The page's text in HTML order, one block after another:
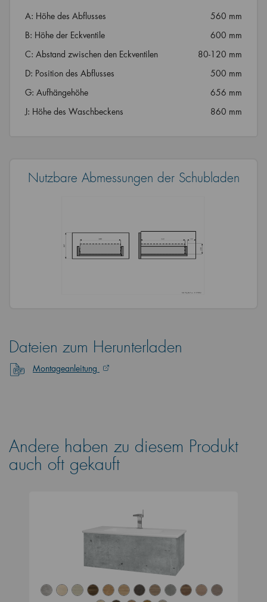
A: Höhe des Abflusses
560 mm
B: Höhe der Eckventile
600 mm
C: Abstand zwischen den Eckventilen
80-120 mm
D: Position des Abflusses
500 mm
G: Aufhängehöhe
656 mm
J: Höhe des Waschbeckens
860 mm
Nutzbare Abmessungen der Schubladen
Dateien zum Herunterladen
Montageanleitung
Andere haben zu diesem Produkt
auch oft gekauft